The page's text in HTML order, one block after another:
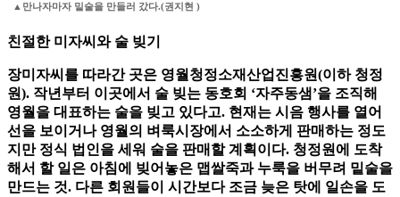
▲만나자마자 밑술을 만들러 갔다.(권지현 )
친절한 미자씨와 술 빚기
장미자씨를 따라간 곳은 영월청정소재산업진흥원(이하 청정
원). 작년부터 이곳에서 술 빚는 동호회 ‘자주동샘’을 조직해
영월을 대표하는 술을 빚고 있다고. 현재는 시음 행사를 열어
선을 보이거나 영월의 벼룩시장에서 소소하게 판매하는 정도
지만 정식 법인을 세워 술을 판매할 계획이다. 청정원에 도착
해서 할 일은 아침에 빚어놓은 맵쌀죽과 누룩을 버무려 밑술을
만드는 것. 다른 회원들이 시간보다 조금 늦은 탓에 일손을 도